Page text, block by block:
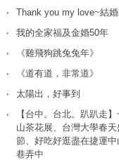
Thank you my love~結婚
我的全家福及金婚50年
《雞飛狗跳兔兔年》
《道有道，非常道》
太陽出，好事到
【台中。台北。趴趴走
山茶花展、台灣大學春
節、好吃好逛盡在捷運
巷弄中